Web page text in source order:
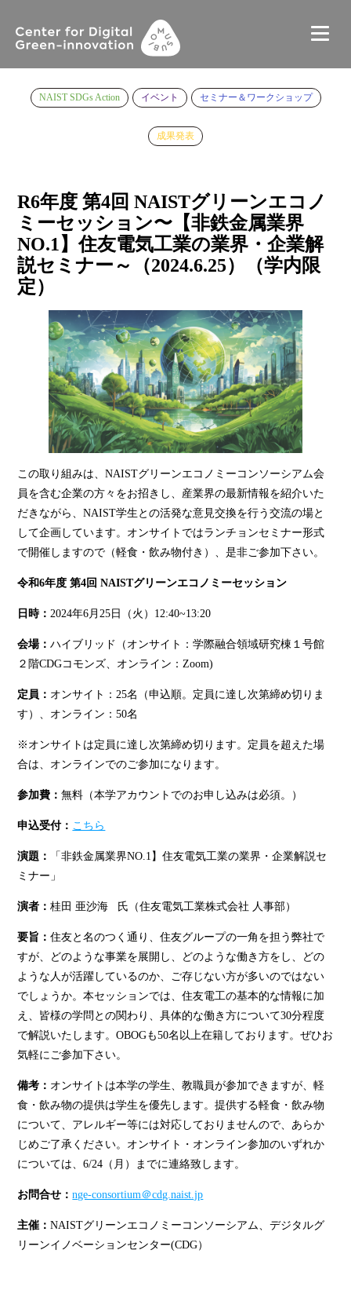
NAIST SDGs Action イベント セミナー＆ワークショップ
成果発表
R6年度 第4回 NAISTグリーンエコノ
ミーセッション〜【非鉄金属業界
NO.1】住友電気工業の業界・企業解
説セミナー～（2024.6.25）（学内限
定）
この取り組みは、NAISTグリーンエコノミーコンソーシアム会
員を含む企業の方々をお招きし、産業界の最新情報を紹介いた
だきながら、NAIST学生との活発な意見交換を行う交流の場と
して企画しています。オンサイトではランチョンセミナー形式
で開催しますので（軽食・飲み物付き）、是非ご参加下さい。
令和6年度 第4回 NAISTグリーンエコノミーセッション
日時： 2024年6月25日（火）12:40~13:20
会場：ハイブリッド（オンサイト：学際融合領域研究棟１号館
２階CDGコモンズ、オンライン：Zoom)
定員： オンサイト：25名（申込順。定員に達し次第締め切りま
す）、オンライン：50名
※オンサイトは定員に達し次第締め切ります。定員を超えた場
合は、オンラインでのご参加になります。
参加費：無料（本学アカウントでのお申し込みは必須。）
申込受付： こちら
演題：
「非鉄金属業界NO.1】住友電気工業の業界・企業解説セ
ミナー」
演者：桂田 亜沙海 氏（住友電気工業株式会社 人事部）
要旨：住友と名のつく通り、住友グループの一角を担う弊社で
すが、どのような事業を展開し、どのような働き方をし、どの
ような人が活躍しているのか、ご存じない方が多いのではない
でしょうか。本セッションでは、住友電工の基本的な情報に加
え、皆様の学問との関わり、具体的な働き方について30分程度
で解説いたします。OBOGも50名以上在籍しております。ぜひお
気軽にご参加下さい。
備考： オンサイトは本学の学生、教職員が参加できますが、軽
食・飲み物の提供は学生を優先します。提供する軽食・飲み物
について、アレルギー等には対応しておりませんので、あらか
じめご了承ください。オンサイト・オンライン参加のいずれか
については、6/24（月）までに連絡致します。
お問合せ：nge-consortium＠cdg.naist.jp
主催：NAISTグリーンエコノミーコンソーシアム、デジタルグ
リーンイノベーションセンター(CDG）